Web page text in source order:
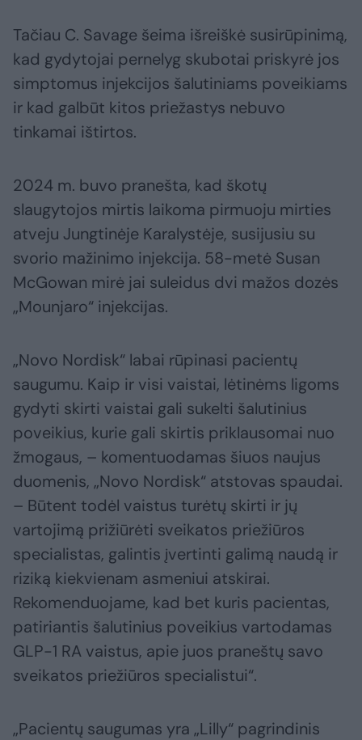
Tačiau C. Savage šeima išreiškė susirūpinimą,
kad gydytojai pernelyg skubotai priskyrė jos
simptomus injekcijos šalutiniams poveikiams
ir kad galbūt kitos priežastys nebuvo
tinkamai ištirtos.
2024 m. buvo pranešta, kad škotų
slaugytojos mirtis laikoma pirmuoju mirties
atveju Jungtinėje Karalystėje, susijusiu su
svorio mažinimo injekcija. 58-metė Susan
McGowan mirė jai suleidus dvi mažos dozės
„Mounjaro“ injekcijas.
„Novo Nordisk“ labai rūpinasi pacientų
saugumu. Kaip ir visi vaistai, lėtinėms ligoms
gydyti skirti vaistai gali sukelti šalutinius
poveikius, kurie gali skirtis priklausomai nuo
žmogaus, – komentuodamas šiuos naujus
duomenis, „Novo Nordisk“ atstovas spaudai.
– Būtent todėl vaistus turėtų skirti ir jų
vartojimą prižiūrėti sveikatos priežiūros
specialistas, galintis įvertinti galimą naudą ir
riziką kiekvienam asmeniui atskirai.
Rekomenduojame, kad bet kuris pacientas,
patiriantis šalutinius poveikius vartodamas
GLP-1 RA vaistus, apie juos praneštų savo
sveikatos priežiūros specialistui“.
„Pacientų saugumas yra „Lilly“ pagrindinis